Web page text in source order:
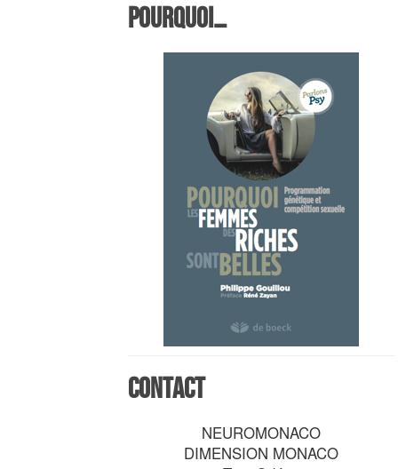
Pourquoi…
Contact
NEUROMONACO
DIMENSION MONACO